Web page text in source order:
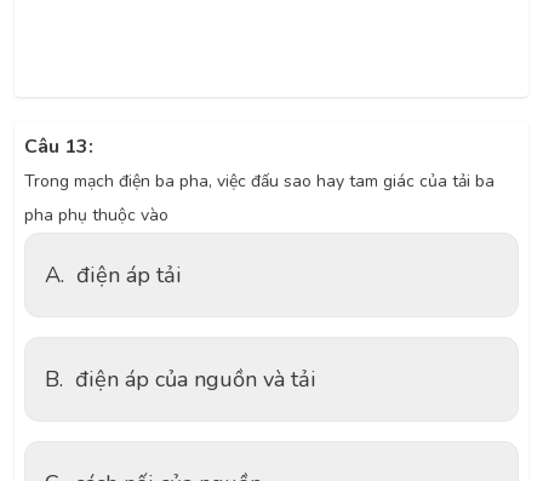
Câu 13:
Trong mạch điện ba pha, việc đấu sao hay tam giác của tải ba
pha phụ thuộc vào
A. điện áp tải
B. điện áp của nguồn và tải